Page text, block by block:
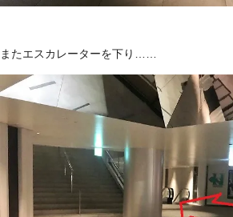
またエスカレーターを下り……